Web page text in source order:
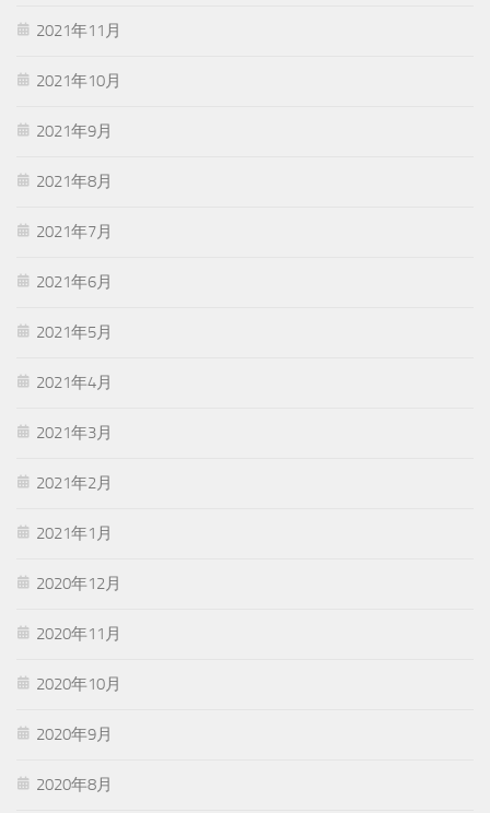
2021年11月
2021年10月
2021年9月
2021年8月
2021年7月
2021年6月
2021年5月
2021年4月
2021年3月
2021年2月
2021年1月
2020年12月
2020年11月
2020年10月
2020年9月
2020年8月